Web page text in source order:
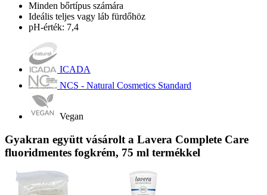
Minden bőrtípus számára
Ideális teljes vagy láb fürdőhöz
pH-érték: 7,4
ICADA
NCS - Natural Cosmetics Standard
Vegan
Gyakran együtt vásárolt a Lavera Complete Care
fluoridmentes fogkrém, 75 ml termékkel